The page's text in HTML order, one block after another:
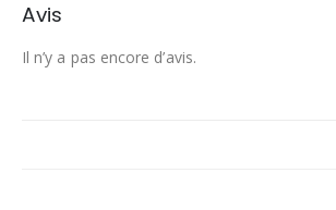
Avis
Il n’y a pas encore d’avis.